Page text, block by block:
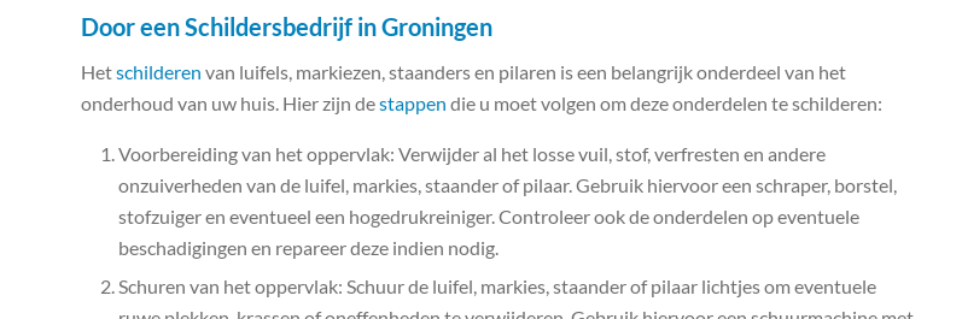
Door een Schildersbedrijf in Groningen
Hetschilderen van luifels, markiezen, staanders en pilaren is een belangrijk onderdeel van het
onderhoud van uw huis. Hier zijn destappen die u moet volgen om deze onderdelen te schilderen:
Voorbereiding van het oppervlak: Verwijder al het losse vuil, stof, verfresten en andere
onzuiverheden van de luifel, markies, staander of pilaar. Gebruik hiervoor een schraper, borstel,
stofzuiger en eventueel een hogedrukreiniger. Controleer ook de onderdelen op eventuele
beschadigingen en repareer deze indien nodig.
Schuren van het oppervlak: Schuur de luifel, markies, staander of pilaar lichtjes om eventuele